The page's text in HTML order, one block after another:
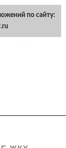
по сайту: